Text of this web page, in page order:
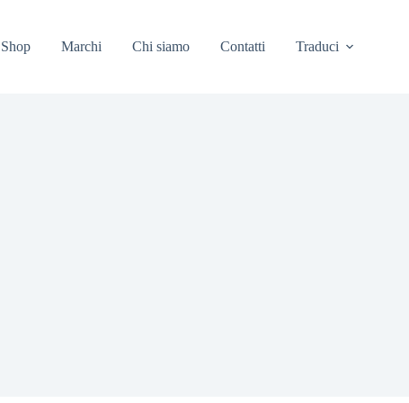
Shop Marchi Chi siamo Contatti Traduci